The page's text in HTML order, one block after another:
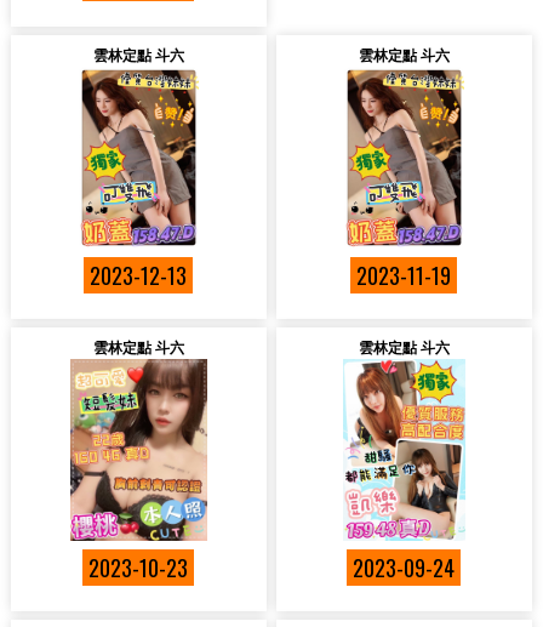
雲林定點 斗六
2023-12-13
雲林定點 斗六
2023-11-19
雲林定點 斗六
2023-10-23
雲林定點 斗六
2023-09-24